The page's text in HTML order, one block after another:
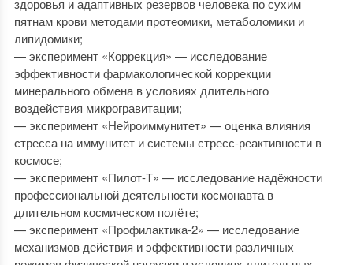
здоровья и адаптивных резервов человека по сухим
пятнам крови методами протеомики, метаболомики и
липидомики;
— эксперимент «Коррекция» — исследование
эффективности фармакологической коррекции
минерального обмена в условиях длительного
воздействия микрогравитации;
— эксперимент «Нейроиммунитет» — оценка влияния
стресса на иммунитет и системы стресс-реактивности в
космосе;
— эксперимент «Пилот-Т» — исследование надёжности
профессиональной деятельности космонавта в
длительном космическом полёте;
— эксперимент «Профилактика-2» — исследование
механизмов действия и эффективности различных